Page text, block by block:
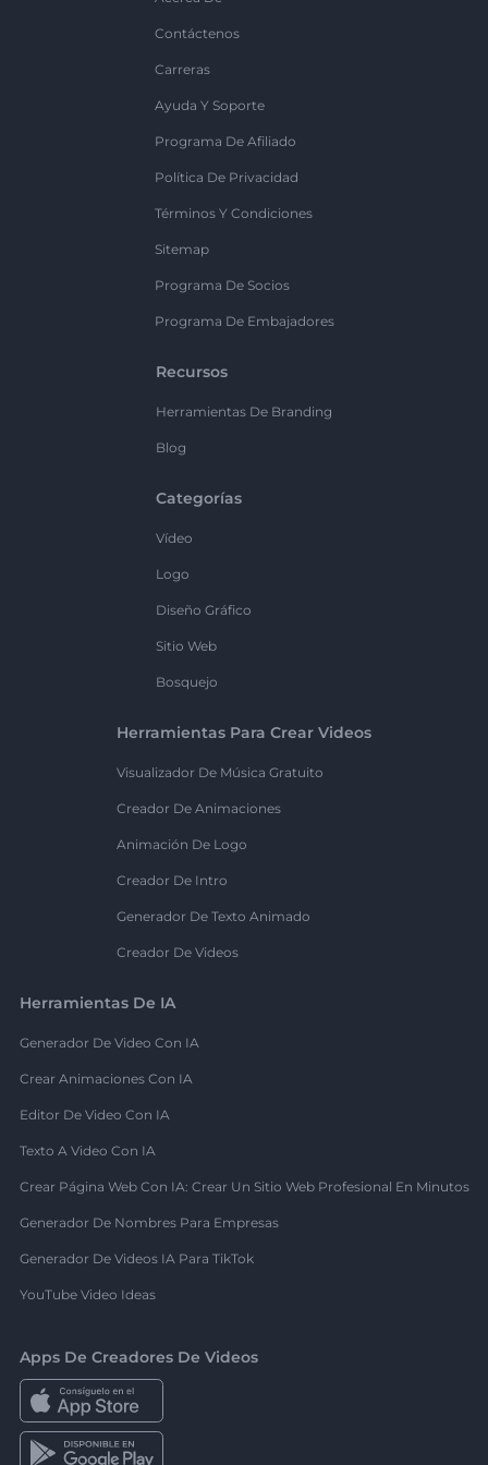
Contáctenos
Carreras
Ayuda Y Soporte
Programa De Afiliado
Política De Privacidad
Términos Y Condiciones
Sitemap
Programa De Socios
Programa De Embajadores
Recursos
Herramientas De Branding
Blog
Categorías
Vídeo
Logo
Diseño Gráfico
Sitio Web
Bosquejo
Herramientas Para Crear Videos
Visualizador De Música Gratuito
Creador De Animaciones
Animación De Logo
Creador De Intro
Generador De Texto Animado
Creador De Videos
Herramientas De IA
Generador De Video Con IA
Crear Animaciones Con IA
Editor De Video Con IA
Texto A Video Con IA
Crear Página Web Con IA: Crear Un Sitio Web Profesional En Minutos
Generador De Nombres Para Empresas
Generador De Videos IA Para TikTok
YouTube Video Ideas
Apps De Creadores De Videos